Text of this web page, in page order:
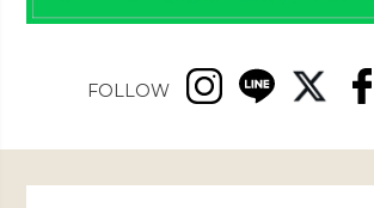
FOLLOW